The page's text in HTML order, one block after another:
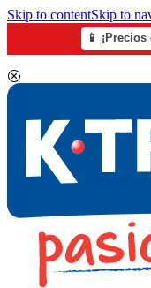
Skip to contentSkip to
📱